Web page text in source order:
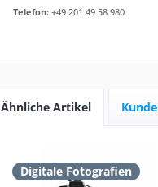
Telefon: +49 201 49 58 980
Ähnliche Artikel
Digitale Fotografien